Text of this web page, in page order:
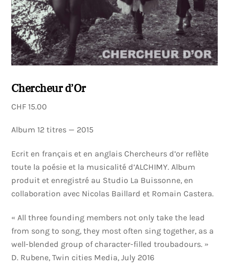
Chercheur d’Or
CHF 15.00
Album 12 titres — 2015
Ecrit en français et en anglais Chercheurs d’or reflète
toute la poésie et la musicalité d’ALCHIMY. Album
produit et enregistré au Studio La Buissonne, en
collaboration avec Nicolas Baillard et Romain Castera.
« All three founding members not only take the lead
from song to song, they most often sing together, as a
well-blended group of character-filled troubadours. »
D. Rubene, Twin cities Media, July 2016